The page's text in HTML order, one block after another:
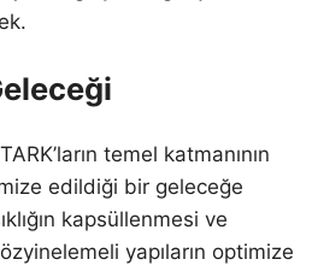
temel katmanının
edildiği bir geleceğe
kapsüllenmesi ve
yapıların optimize